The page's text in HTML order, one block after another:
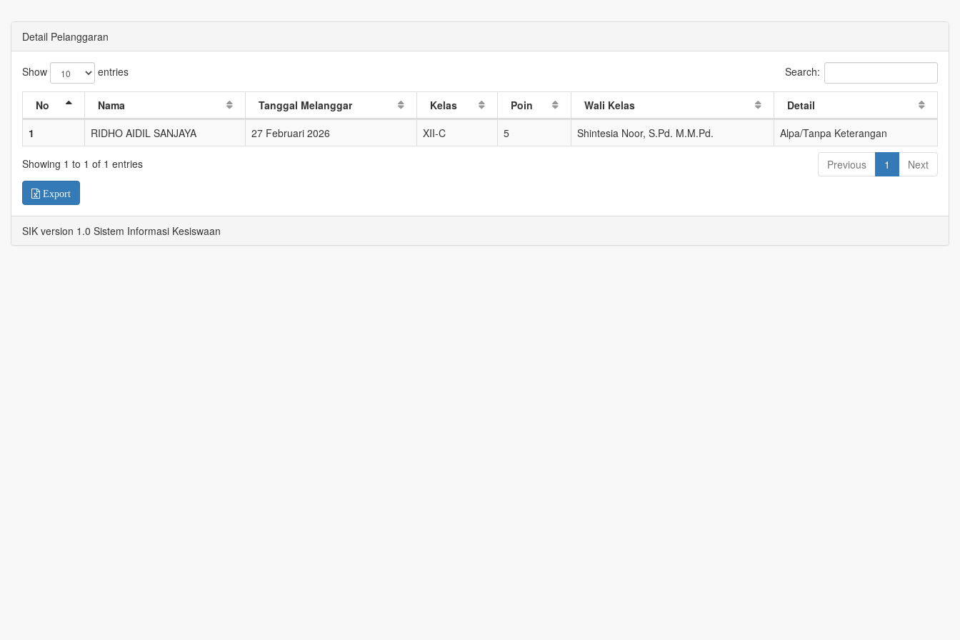
Detail Pelanggaran
Show entries Search:
No Nama Tanggal Melanggar Kelas Poin Wali Kelas
Detail
1
RIDHO AIDIL SANJAYA 27 Februari 2026 XII-C 5 Shintesia Noor, S.Pd. M.M.Pd. Alpa/Tanpa Keterangan
Showing 1 to 1 of 1 entries Previous 1 Next
Export
SIK version 1.0 Sistem Informasi Kesiswaan